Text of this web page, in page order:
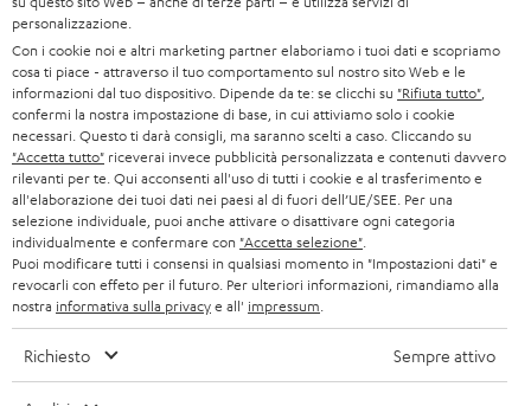
l
e
t
t
e
r
BLUETOOTH
CUFFIE
CUFFIE BLUETOOTH
SET STEREO
ALTOPARLANTE
ULTIMA
CUFFIE IN-EAR
B2B
BLOG
NEWSLETTER
NEGOZI
VANTAGGI TEUFEL
LA NOSTRA STORIA
MANAGEMENT
AUSTRIA
SVIZZERA
PAESI BASSI
BELGIO
FRANCIA
personalizzazione.
Con i cookie noi e altri marketing partner elaboriamo i tuoi dati e scopriamo
cosa ti piace - attraverso il tuo comportamento sul nostro sito Web e le
informazioni dal tuo dispositivo. Dipende da te: se clicchi su "Rifiuta tutto"
confermi la nostra impostazione di base, in cui attiviamo solo i cookie
necessari. Questo ti darà consigli, ma saranno scelti a caso. Cliccando su
"Accetta tutto" riceverai invece pubblicità personalizzata e contenuti davvero
rilevanti per te. Qui acconsenti all'uso di tutti i cookie e al trasferimento e
all'elaborazione dei tuoi dati nei paesi al di fuori dell’UE/SEE. Per una
selezione individuale, puoi anche attivare o disattivare ogni categoria
individualmente e confermare con "Accetta selezione"
Puoi modificare tutti i consensi in qualsiasi momento in "Impostazioni dati" e
revocarli con effeto per il futuro. Per ulteriori informazioni, rimandiamo alla
nostra informativa sulla privacye all' impressum
Richiesto Sempre attivo